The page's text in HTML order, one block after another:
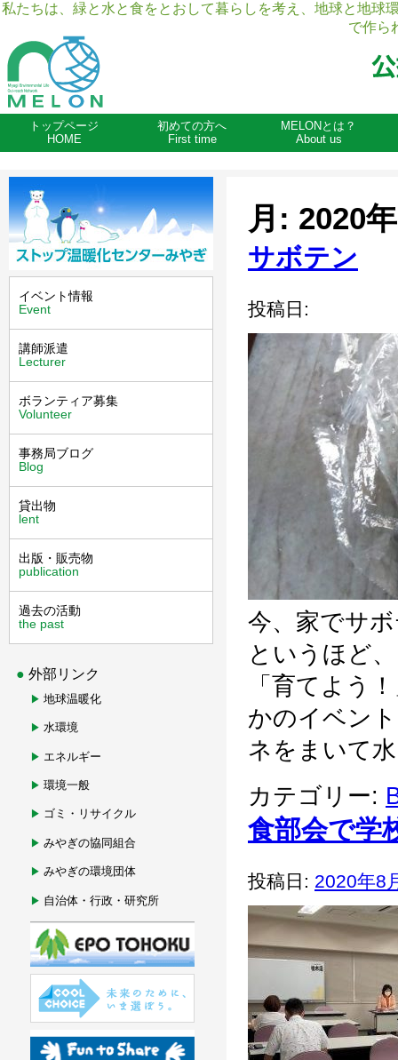
私たちは、緑と水と食をとおして暮らしを考え、地球と地球
で作ら
トップページ
HOME
初めての方へ
First time
MELONとは？
About us
イベント情報
Event
講師派遣
Lecturer
ボランティア募集
Volunteer
事務局ブログ
Blog
貸出物
lent
出版・販売物
publication
過去の活動
the past
外部リンク
地球温暖化
水環境
エネルギー
環境一般
ゴミ・リサイクル
みやぎの協同組合
みやぎの環境団体
自治体・行政・研究所
月: 2020
サボテン
投稿日:
今、家でサ
というほど
「育てよう
かのイベン
ネをまいて
カテゴリー:
食部会で学
投稿日: 2020年8